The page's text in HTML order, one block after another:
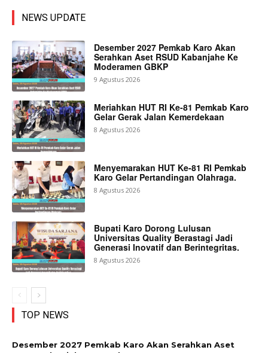
NEWS UPDATE
Desember 2027 Pemkab Karo Akan
Serahkan Aset RSUD Kabanjahe Ke
Moderamen GBKP
9 Agustus 2026
Meriahkan HUT RI Ke-81 Pemkab Karo
Gelar Gerak Jalan Kemerdekaan
8 Agustus 2026
Menyemarakan HUT Ke-81 RI Pemkab
Karo Gelar Pertandingan Olahraga.
8 Agustus 2026
Bupati Karo Dorong Lulusan
Universitas Quality Berastagi Jadi
Generasi Inovatif dan Berintegritas.
8 Agustus 2026
TOP NEWS
Desember 2027 Pemkab Karo Akan Serahkan Aset